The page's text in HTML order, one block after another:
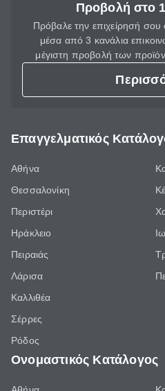
Προβολή στο
Πρόβαλε την επιχείρησή
μέσα από 3 κανάλια
μέγιστη προβολή των
Επαγγελματικός
Αθήνα
Θεσσαλονίκη
Περιστέρι
Ηράκλειο
Πειραιάς
Λάρισα
Καλλιθέα
Σέρρες
Ρόδος
Ονομαστικός Κατάλογος